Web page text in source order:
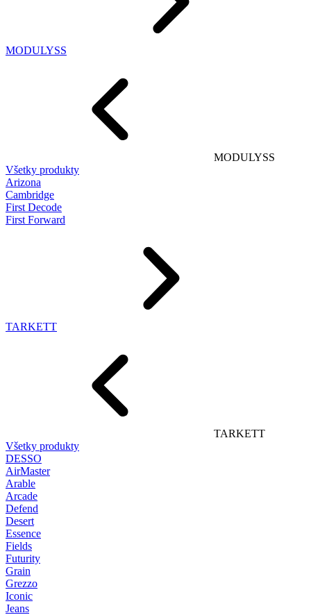
MODULYSS
MODULYSS
Všetky produkty
Arizona
Cambridge
First Decode
First Forward
TARKETT
TARKETT
Všetky produkty
DESSO
AirMaster
Arable
Arcade
Defend
Desert
Essence
Fields
Futurity
Grain
Grezzo
Iconic
Jeans